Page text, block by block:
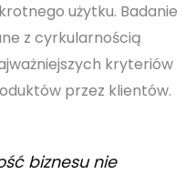
użytku. Badanie
z cyrkularnością
kryteriów
przez klientów.
biznesu nie